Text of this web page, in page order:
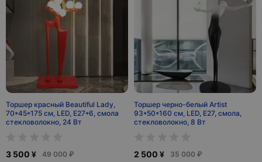
Торшер красный Beautiful Lady,
70*45*175 см, LED, Е27*6, смола
стекловолокно, 24 Вт
3 500 ¥ 49 000 ₽
Торшер черно-белый Artist
93*50*160 см, LED, E27, смола,
стекловолокно, 8 Вт
2 500 ¥ 35 000 ₽